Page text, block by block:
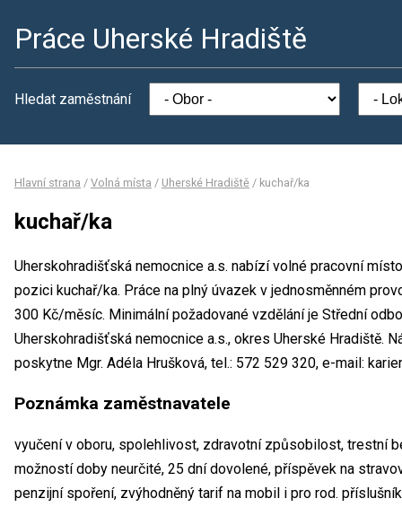
Práce Uherské Hradiště
Hledat zaměstnání
Hlavní strana / Volná místa / Uherské Hradiště / kuchař/ka
kuchař/ka
Uherskohradišťská nemocnice a.s. nabízí volné pracovní
pozici kuchař/ka. Práce na plný úvazek v jednosměnném
300 Kč/měsíc. Minimální požadované vzdělání je Střední
Uherskohradišťská nemocnice a.s., okres Uherské Hradiště.
poskytne Mgr. Adéla Hrušková, tel.: 572 529 320, e-mail:
Poznámka zaměstnavatele
vyučení v oboru, spolehlivost, zdravotní způsobilost, trestní
možností doby neurčité, 25 dní dovolené, příspěvek na
penzijní spoření, zvýhodněný tarif na mobil i pro rod.